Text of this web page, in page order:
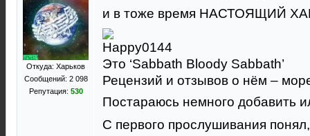
Откуда: Харьков
Сообщений: 2 098
Репутация: 530
и в тоже время НАСТОЯЩИЙ
Это ‘Sabbath Bloody Sabbath’
Рецензий и отзывов о нём –
Постараюсь немного добавить
С первого прослушивания